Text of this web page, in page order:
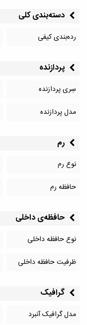
دسته‌بندی کلی
رده‌بندی کیفی
پردازنده
سِری پردازنده
مدل پردازنده
رم
نوع رم
حافظه رم
حافظه‌‌ی داخلی
نوع حافظه داخلی
ظرفیت حافظه داخلی
گرافیک
مدل گرافیک آنبرد